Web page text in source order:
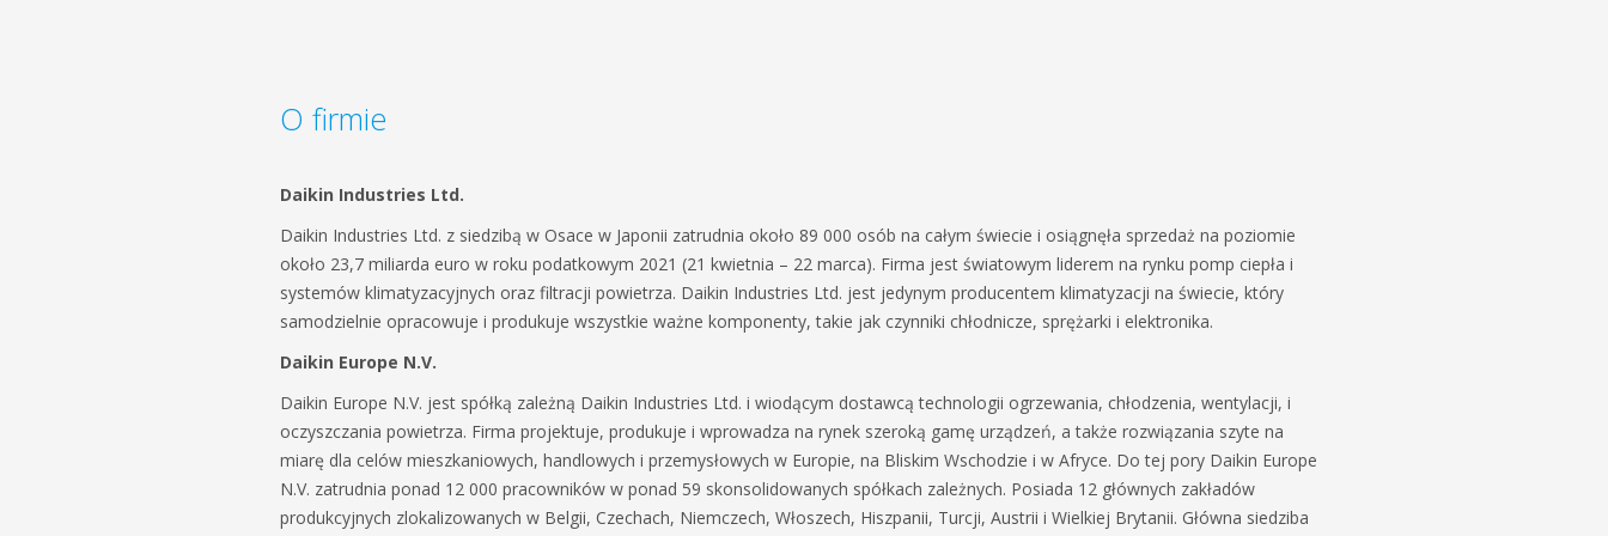
O firmie
Daikin Industries Ltd.
Daikin Industries Ltd. z siedzibą w Osace w Japonii zatrudnia około 89 000 osób na całym świecie i osiągnęła sprzedaż na poziomie
około 23,7 miliarda euro w roku podatkowym 2021 (21 kwietnia – 22 marca). Firma jest światowym liderem na rynku pomp ciepła i
systemów klimatyzacyjnych oraz filtracji powietrza. Daikin Industries Ltd. jest jedynym producentem klimatyzacji na świecie, który
samodzielnie opracowuje i produkuje wszystkie ważne komponenty, takie jak czynniki chłodnicze, sprężarki i elektronika.
Daikin Europe N.V.
Daikin Europe N.V. jest spółką zależną Daikin Industries Ltd. i wiodącym dostawcą technologii ogrzewania, chłodzenia, wentylacji, i
oczyszczania powietrza. Firma projektuje, produkuje i wprowadza na rynek szeroką gamę urządzeń, a także rozwiązania szyte na
miarę dla celów mieszkaniowych, handlowych i przemysłowych w Europie, na Bliskim Wschodzie i w Afryce. Do tej pory Daikin Europe
N.V. zatrudnia ponad 12 000 pracowników w ponad 59 skonsolidowanych spółkach zależnych. Posiada 12 głównych zakładów
produkcyjnych zlokalizowanych w Belgii, Czechach, Niemczech, Włoszech, Hiszpanii, Turcji, Austrii i Wielkiej Brytanii. Główna siedziba